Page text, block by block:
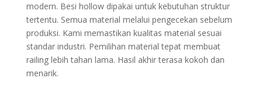
modern. Besi hollow dipakai untuk kebutuhan struktur
tertentu. Semua material melalui pengecekan sebelum
produksi. Kami memastikan kualitas material sesuai
standar industri. Pemilihan material tepat membuat
railing lebih tahan lama. Hasil akhir terasa kokoh dan
menarik.